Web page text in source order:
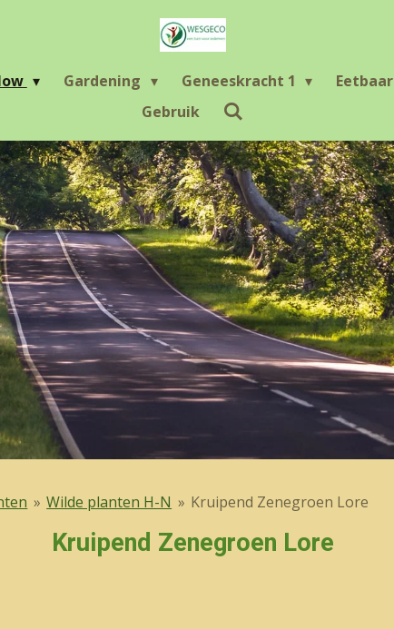
Gardening Geneeskracht 1 Eetbaar
Gebruik
» Wilde planten H-N » Kruipend Zenegroen Lore
Kruipend Zenegroen Lore